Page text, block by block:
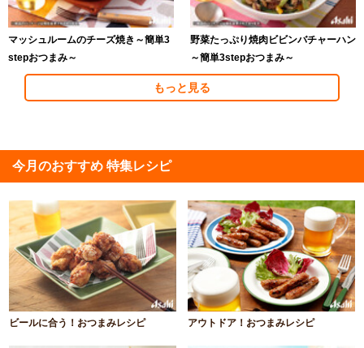
マッシュルームのチーズ焼き～簡単3
stepおつまみ～
野菜たっぷり焼肉ビビンバチャーハン
～簡単3stepおつまみ～
もっと見る
今月のおすすめ 特集レシピ
ビールに合う！おつまみレシピ アウトドア！おつまみレシピ